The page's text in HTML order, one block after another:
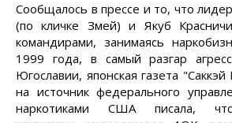
Сообщалось в прессе и то, что
(по кличке Змей) и Якуб
командирами, занимаясь
1999 года, в самый разгар
Югославии, японская газета
на источник федерального
наркотиками США писала,